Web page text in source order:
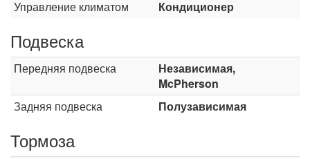
Управление климатом Кондиционер
Подвеска
Передняя подвеска
Независимая,
McPherson
Задняя подвеска
Полузависимая
Тормоза